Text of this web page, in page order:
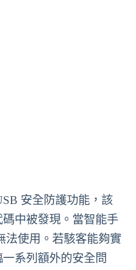
安全防護功能，該
中被發現。當智能手
法使用。若駭客能夠實
系列額外的安全問